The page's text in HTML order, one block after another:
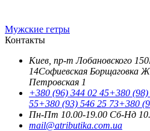
Мужские гетры
Контакты
Киев, пр-т Лобановского
14Софиевская Борщаговка
Петровская 1
+380 (96) 344 02 45+380 (98)
55+380 (93) 546 25 73+380
Пн-Пт 10.00-19.00 Cб-Нд
mail@atributika.com.ua